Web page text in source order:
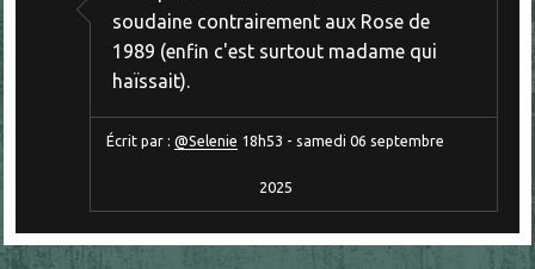
soudaine contrairement aux Rose de
1989 (enfin c'est surtout madame qui
haïssait).
Écrit par :@Selenie 18h53 -samedi 06 septembre
2025